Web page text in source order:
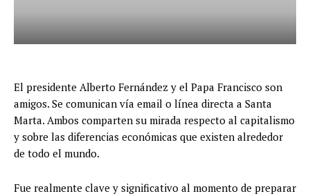
El presidente Alberto Fernández y el Papa Francisco son
amigos. Se comunican vía email o línea directa a Santa
Marta. Ambos comparten su mirada respecto al capitalismo
y sobre las diferencias económicas que existen alrededor
de todo el mundo.
Fue realmente clave y significativo al momento de preparar